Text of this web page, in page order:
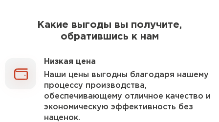
Какие выгоды вы получите,
обратившись к нам
Низкая цена
Наши цены выгодны благодаря нашему
процессу производства,
обеспечивающему отличное качество и
экономическую эффективность без
наценок.
Утеплитель Изотек
Утеплитель Ruspanel
Утеплитель Изомин
Утеплитель Юматекс
Утеплитель Теплекс